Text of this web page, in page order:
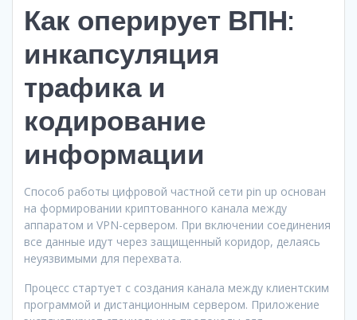
Как оперирует ВПН:
инкапсуляция
трафика и
кодирование
информации
Способ работы цифровой частной сети pin up основан
на формировании криптованного канала между
аппаратом и VPN-сервером. При включении соединения
все данные идут через защищенный коридор, делаясь
неуязвимыми для перехвата.
Процесс стартует с создания канала между клиентским
программой и дистанционным сервером. Приложение